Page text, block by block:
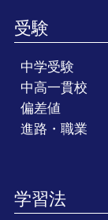
受験
中学受験
中高一貫校
偏差値
進路・職業
学習法